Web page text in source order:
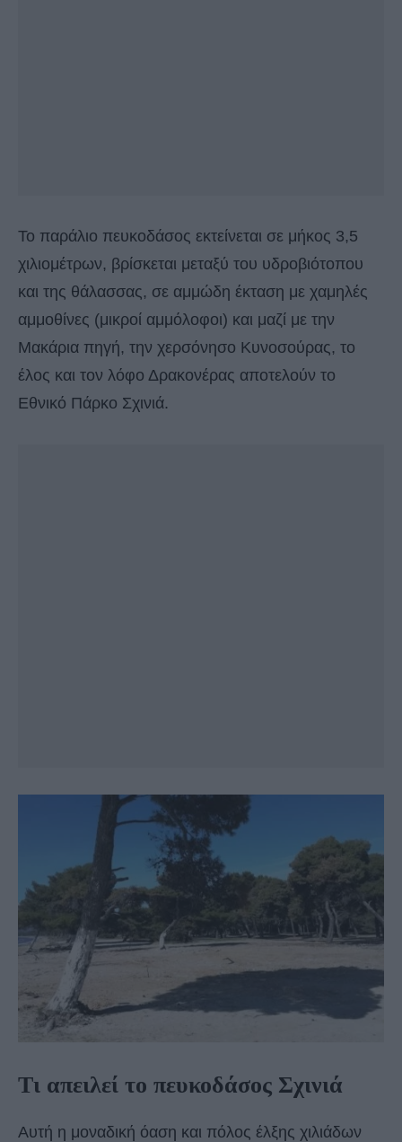
Το παράλιο πευκοδάσος εκτείνεται σε μήκος 3,5
χιλιομέτρων, βρίσκεται μεταξύ του υδροβιότοπου
και της θάλασσας, σε αμμώδη έκταση με χαμηλές
αμμοθίνες (μικροί αμμόλοφοι) και μαζί με την
Μακάρια πηγή, την χερσόνησο Κυνοσούρας, το
έλος και τον λόφο Δρακονέρας αποτελούν το
Εθνικό Πάρκο Σχινιά.
Τι απειλεί το πευκοδάσος Σχινιά
Αυτή η μοναδική όαση και πόλος έλξης χιλιάδων